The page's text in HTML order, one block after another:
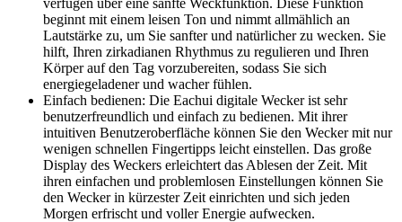
beginnt mit einem leisen Ton und nimmt allmählich an
Lautstärke zu, um Sie sanfter und natürlicher zu wecken. Sie
hilft, Ihren zirkadianen Rhythmus zu regulieren und Ihren
Körper auf den Tag vorzubereiten, sodass Sie sich
energiegeladener und wacher fühlen.
Einfach bedienen: Die Eachui digitale Wecker ist sehr
benutzerfreundlich und einfach zu bedienen. Mit ihrer
intuitiven Benutzeroberfläche können Sie den Wecker mit nur
wenigen schnellen Fingertipps leicht einstellen. Das große
Display des Weckers erleichtert das Ablesen der Zeit. Mit
ihren einfachen und problemlosen Einstellungen können Sie
den Wecker in kürzester Zeit einrichten und sich jeden
Morgen erfrischt und voller Energie aufwecken.